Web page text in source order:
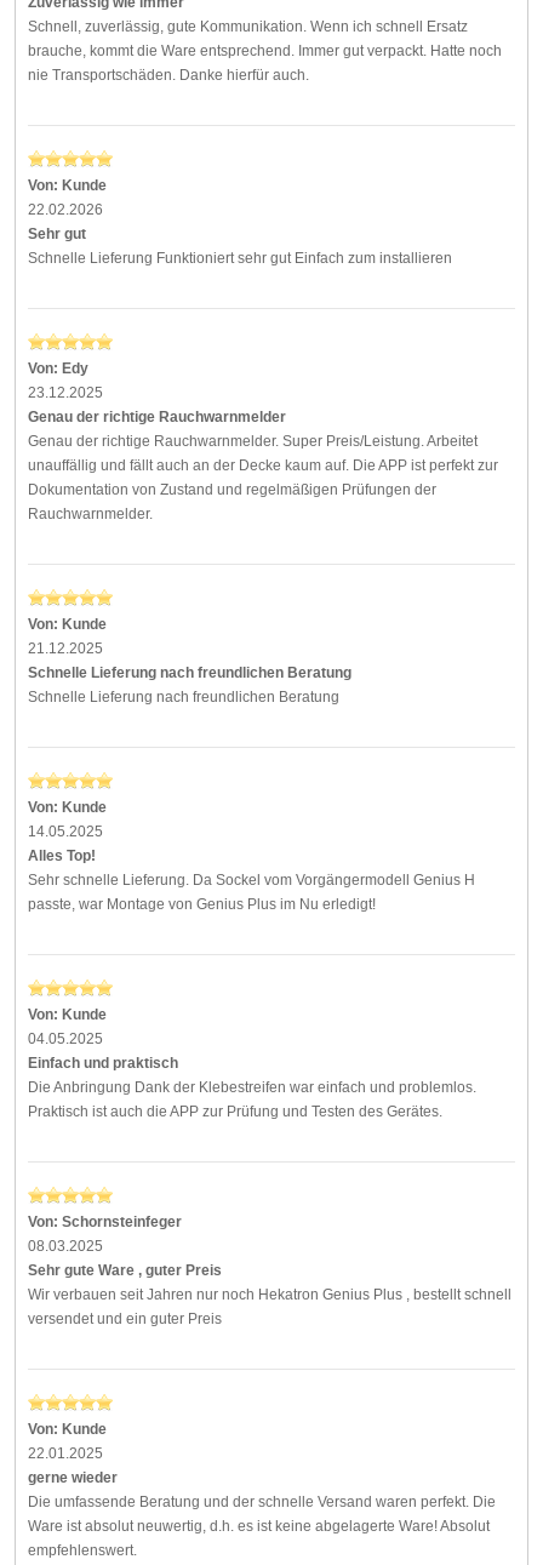
Schnell, zuverlässig, gute Kommunikation. Wenn ich schnell Ersatz
brauche, kommt die Ware entsprechend. Immer gut verpackt. Hatte noch
nie Transportschäden. Danke hierfür auch.
Von: Kunde
22.02.2026
Sehr gut
Schnelle Lieferung Funktioniert sehr gut Einfach zum installieren
Von: Edy
23.12.2025
Genau der richtige Rauchwarnmelder
Genau der richtige Rauchwarnmelder. Super Preis/Leistung. Arbeitet
unauffällig und fällt auch an der Decke kaum auf. Die APP ist perfekt zur
Dokumentation von Zustand und regelmäßigen Prüfungen der
Rauchwarnmelder.
Von: Kunde
21.12.2025
Schnelle Lieferung nach freundlichen Beratung
Schnelle Lieferung nach freundlichen Beratung
Von: Kunde
14.05.2025
Alles Top!
Sehr schnelle Lieferung. Da Sockel vom Vorgängermodell Genius H
passte, war Montage von Genius Plus im Nu erledigt!
Von: Kunde
04.05.2025
Einfach und praktisch
Die Anbringung Dank der Klebestreifen war einfach und problemlos.
Praktisch ist auch die APP zur Prüfung und Testen des Gerätes.
Von: Schornsteinfeger
08.03.2025
Sehr gute Ware , guter Preis
Wir verbauen seit Jahren nur noch Hekatron Genius Plus , bestellt schnell
versendet und ein guter Preis
Von: Kunde
22.01.2025
gerne wieder
Die umfassende Beratung und der schnelle Versand waren perfekt. Die
Ware ist absolut neuwertig, d.h. es ist keine abgelagerte Ware! Absolut
empfehlenswert.